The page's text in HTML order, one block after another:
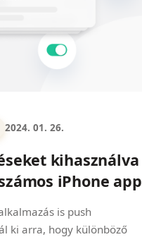
2024. 01. 26.
kihasználva
iPhone app
is push
ki arra, hogy különböző